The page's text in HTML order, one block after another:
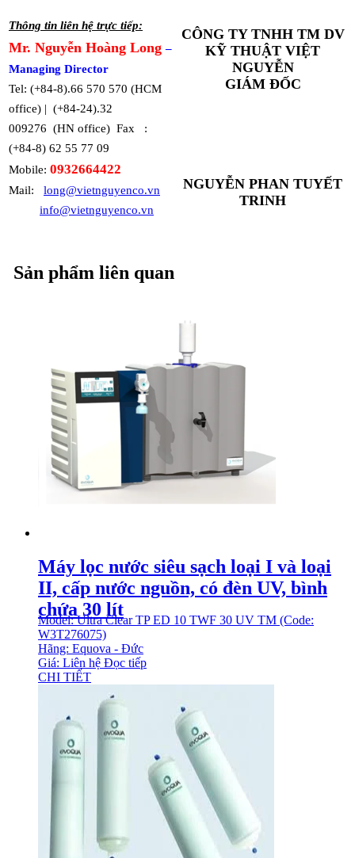
Thông tin liên hệ trực tiếp:
Mr. Nguyễn Hoàng Long–
Managing Director
Tel: (+84-8).66 570 570 (HCM
office) | (+84-24).32
009276 (HN office) Fax :
(+84-8) 62 55 77 09
Mobile: 0932664422
Mail: long@vietnguyenco.vn
info@vietnguyenco.vn
CÔNG TY TNHH TM DV
KỸ THUẬT VIỆT
NGUYỄN
GIÁM ĐỐC
NGUYỄN PHAN TUYẾT
TRINH
Sản phẩm liên quan
Máy lọc nước siêu sạch loại I và loại
II, cấp nước nguồn, có đèn UV, bình
chứa 30 lít
Model: Ultra Clear TP ED 10 TWF 30 UV TM (Code:
W3T276075)
Hãng: Equova - Đức
Giá: Liên hệ Đọc tiếp
CHI TIẾT